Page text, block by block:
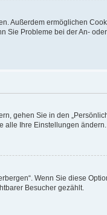
Außerdem ermöglichen
Sie Probleme bei der An- oder
gehen Sie in den
alle Ihre Einstellungen ändern.
Wenn Sie diese
Besucher gezählt.